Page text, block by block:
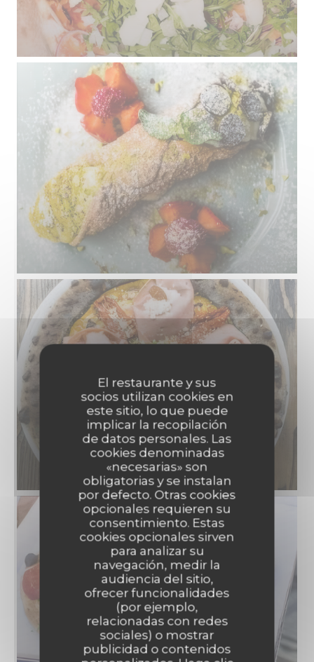
El restaurante y sus
socios utilizan cookies en
este sitio, lo que puede
implicar la recopilación
de datos personales. Las
cookies denominadas
«necesarias» son
obligatorias y se instalan
por defecto. Otras cookies
opcionales requieren su
consentimiento. Estas
cookies opcionales sirven
para analizar su
navegación, medir la
audiencia del sitio,
ofrecer funcionalidades
(por ejemplo,
relacionadas con redes
sociales) o mostrar
publicidad o contenidos